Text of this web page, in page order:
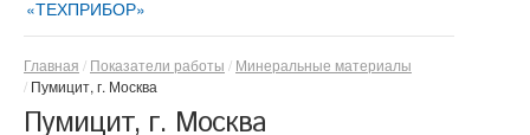
Мельница для производства минерального
порошка «АВТОМОЛ – 10050»
Дезинтегратор «ГОРИЗОНТ-ДОМИНАТОР-9.5»
Дезинтегратор «ГОРИЗОНТ–300Z»
Противоточные импеллеры «РЕСУРС-450»
«ТЕХПРИБОР»
Купить дробильно-сортировочный комплекс
«ДРОБМАСТЕР –10/12»
Роторная дробилка для щебня «СМД-5 ВЕЙДЕР» |
Мини-дробилка для щебня и кирпича ударного
Главная Показатели работы
Минеральные материалы
Пумицит, г. Москва
Пумицит, г. Москва